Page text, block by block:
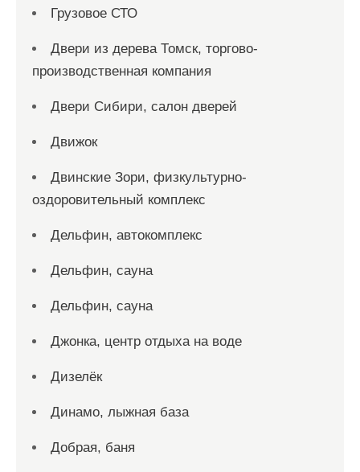
Грузовое СТО
Двери из дерева Томск, торгово-
производственная компания
Двери Сибири, салон дверей
Движок
Двинские Зори, физкультурно-
оздоровительный комплекс
Дельфин, автокомплекс
Дельфин, сауна
Дельфин, сауна
Джонка, центр отдыха на воде
Дизелёк
Динамо, лыжная база
Добрая, баня